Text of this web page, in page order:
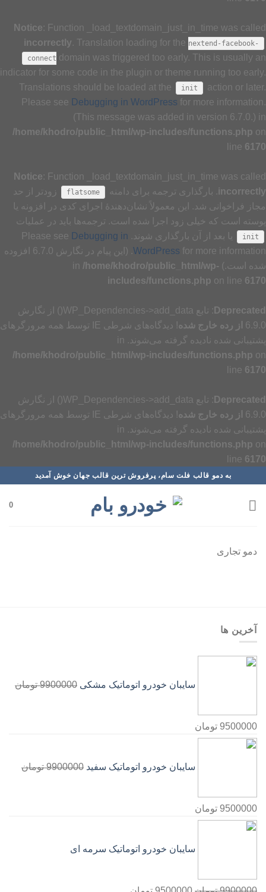
Notice: Function _load_textdomain_just_in_time was called
incorrectly. Translation loading for the nextend-facebook-
connect domain was triggered too early. This is usually an
indicator for some code in the plugin or theme running too early.
Translations should be loaded at the
init
action or later.
Please see Debugging in WordPress for more information.
(This message was added in version 6.7.0.) in
/home/khodro/public_html/wp-includes/functions.php on
line 6170
Notice: Function _load_textdomain_just_in_time was called
incorrectly. بارگذاری ترجمه برای دامنه flatsome
زودتر از حد
مجاز فراخوانی شد. این معمولاً نشان‌دهندهٔ اجرای کدی در افزونه یا
پوسته است که خیلی زود اجرا شده است. ترجمه‌ها باید در عملیات
init یا بعد از آن بارگذاری شوند. Please see Debugging in
WordPress
for more information. (این پیام در نگارش 6.7.0 افزوده
شده است.) in /home/khodro/public_html/wp-
includes/functions.php on line 6170
Deprecated
: تابع WP_Dependencies->add_data() از نگارش
6.9.0 از رده خارج شده
! دیدگاه‌های شرطی IE توسط همه مرورگرهای
پشتیبانی شده نادیده گرفته می‌شوند. in
/home/khodro/public_html/wp-includes/functions.php on
line 6170
Deprecated
: تابع WP_Dependencies->add_data() از نگارش
6.9.0 از رده خارج شده
! دیدگاه‌های شرطی IE توسط همه مرورگرهای
پشتیبانی شده نادیده گرفته می‌شوند. in
/home/khodro/public_html/wp-includes/functions.php on
line 6170
محتوا
به دمو قالب فلت سام، پرفروش ترین قالب جهان خوش آمدید
0
دمو تجاری
آخرین ها
سایبان خودرو اتوماتیک مشکی 9900000 تومان
9500000 تومان
سایبان خودرو اتوماتیک سفید 9900000 تومان
9500000 تومان
سایبان خودرو اتوماتیک سرمه ای